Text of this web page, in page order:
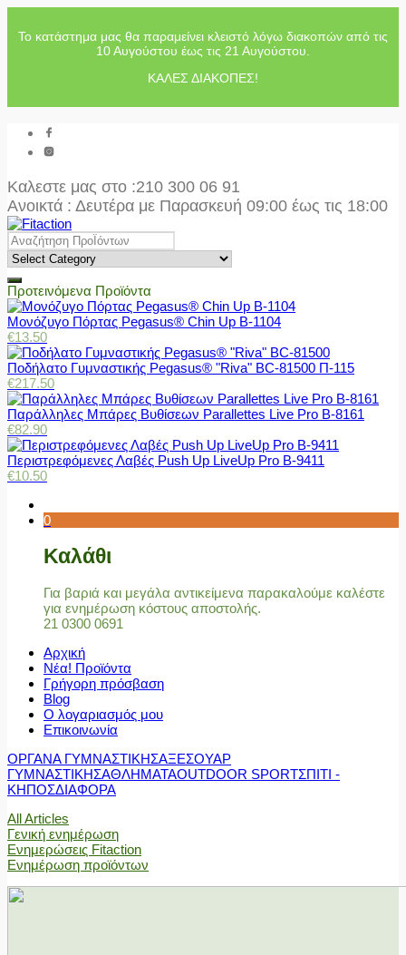
Το κατάστημα μας θα παραμείνει κλειστό λόγω διακοπών από τις
10 Αυγούστου έως τις 21 Αυγούστου.
ΚΑΛΕΣ ΔΙΑΚΟΠΕΣ!
Καλεστε μας στο :210 300 06 91
Ανοικτά : Δευτέρα με Παρασκευή 09:00 έως τις 18:00
Προτεινόμενα Προϊόντα
Μονόζυγο Πόρτας Pegasus® Chin Up Β-1104
€13.50
Ποδήλατο Γυμναστικής Pegasus® "Riva" BC-81500 Π-115
€217.50
Παράλληλες Μπάρες Βυθίσεων Parallettes Live Pro Β-8161
€82.90
Περιστρεφόμενες Λαβές Push Up LiveUp Pro Β-9411
€10.50
0
Καλάθι
Για βαριά και μεγάλα αντικείμενα παρακαλούμε καλέστε
για ενημέρωση κόστους αποστολής.
21 0300 0691
Αρχική
Νέα! Προϊόντα
Γρήγορη πρόσβαση
Blog
Ο λογαριασμός μου
Επικοινωνία
ΟΡΓΑΝΑ ΓΥΜΝΑΣΤΙΚΗΣΑΞΕΣΟΥΑΡ
ΓΥΜΝΑΣΤΙΚΗΣΑΘΛΗΜΑΤΑOUTDOOR SPORTΣΠΙΤΙ -
ΚΗΠΟΣΔΙΑΦΟΡΑ
All Articles
Γενική ενημέρωση
Ενημερώσεις Fitaction
Ενημέρωση προϊόντων